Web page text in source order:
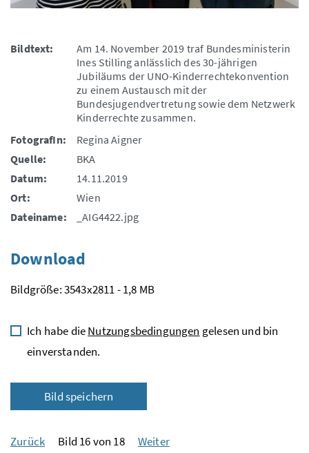
Bildtext:
Am 14. November 2019 traf Bundesministerin
Ines Stilling anlässlich des 30-jährigen
Jubiläums der UNO-Kinderrechtekonvention
zu einem Austausch mit der
Bundesjugendvertretung sowie dem Netzwerk
Kinderrechte zusammen.
FotografIn:
Regina Aigner
Quelle:
BKA
Datum:
14.11.2019
Ort:
Wien
Dateiname:
_AIG4422.jpg
Download
Bildgröße: 3543x2811 - 1,8 MB
Ich habe dieNutzungsbedingungen gelesen und bin
einverstanden.
Bild speichern
Zurück Bild 16 von 18 Weiter